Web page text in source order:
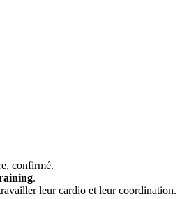
confirmé.
.
leur cardio et leur coordination.